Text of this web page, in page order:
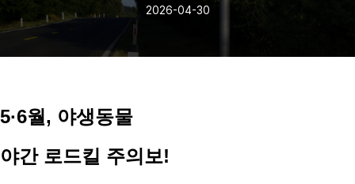
2026-04-30
5·6월, 야생동물
야간 로드킬 주의보!